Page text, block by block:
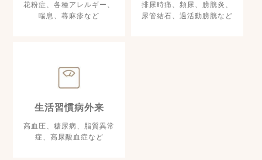
花粉症、各種アレルギー、
喘息、蕁麻疹など
排尿時痛、頻尿、膀胱炎、
尿管結石、過活動膀胱など
生活習慣病外来
高血圧、糖尿病、脂質異常
症、高尿酸血症など